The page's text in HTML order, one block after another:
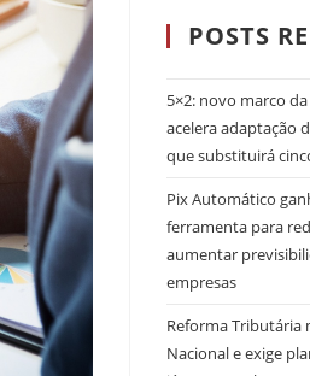
POSTS
5×2: novo marco
acelera adaptação
que substituirá
Pix Automático
ferramenta para
aumentar
empresas
Reforma Tributária
Nacional e exige